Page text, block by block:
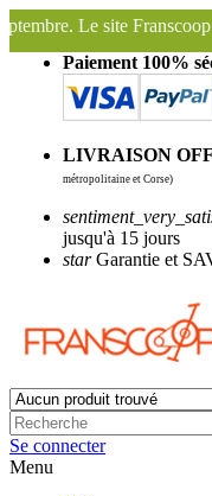
fermé du 1er Août au 27
Paiement 100%
LIVRAISON
métropolitaine et Corse)
jusqu'à 15 jours
starGarantie et
Se connecter
Menu